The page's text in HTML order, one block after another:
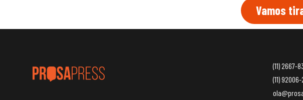
Vamos
(11) 2667-
(11)